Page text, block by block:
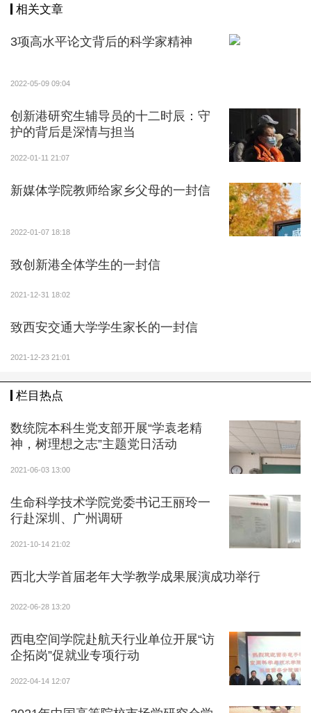
服、为生病的学生送药上门、帮同学安装维修洗衣
机……
间，我们当时比较忙，同学们表现得十分理解，说明大
箐说。
今年5月14日晚上狂风暴雨，得知多名学生因没带
雨接送学生22趟，直至15日凌晨，才将226名学生安全
情、有温度；另一方面，我们也考虑，同学们来自天南
做的工作就是从细节中传递交大温度。”
朗园公寓项目经理李凯从事物业工作已有4年，他
也是一名党员，到西安交大工作2个多月。近期，他和
同事们连夜处置的一起紧急事件令他印象深刻。
4月29日晚10点多，一位同学拆快递时不慎划伤手
臂，血流不止，到物业求助。李凯与同事们见状火速开
着电瓶车把那位同学送往校医院，没想到半路上同学晕
冲进去了。”包扎好后，他们又马不停蹄把学生送到了离
校医院最近的咸阳市医院，进一步处置伤口。那天，他
们几乎忙了个通宵，凌晨2点多才回到朗园。
相关文章
3项高水平论文背后的科学家精神
2022-05-09 09:04
创新港研究生辅导员的十二时辰：守
护的背后是深情与担当
2022-01-11 21:07
新媒体学院教师给家乡父母的一封信
2022-01-07 18:18
致创新港全体学生的一封信
2021-12-31 18:02
致西安交通大学学生家长的一封信
2021-12-23 21:01
栏目热点
数统院本科生党支部开展“学袁老精
神，树理想之志”主题党日活动
2021-06-03 13:00
生命科学技术学院党委书记王丽玲一
行赴深圳、广州调研
2021-10-14 21:02
西北大学首届老年大学教学成果展演成功举行
2022-06-28 13:20
西电空间学院赴航天行业单位开展“访
企拓岗”促就业专项行动
2022-04-14 12:07